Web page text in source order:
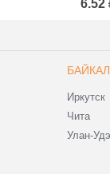
6.52
БАЙКАЛ
Иркутск
Чита
Улан-Удэ